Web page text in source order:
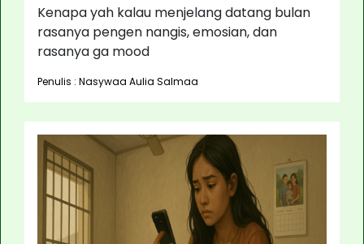
Kenapa yah kalau menjelang datang bulan
rasanya pengen nangis, emosian, dan
rasanya ga mood
Penulis : Nasywaa Aulia Salmaa